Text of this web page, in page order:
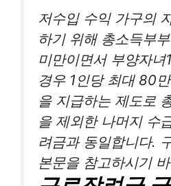
저수입 수익 가구의
하기 위해 총소득부
미만이면서 부양자
경우 1인당 최대 80
을 지급하는 제도로
을 제외한 나머지 수
려금과 동일합니다.
본문을 참고하시기